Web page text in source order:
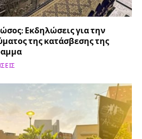
Εκδηλώσεις για την
της κατάσβεσης της